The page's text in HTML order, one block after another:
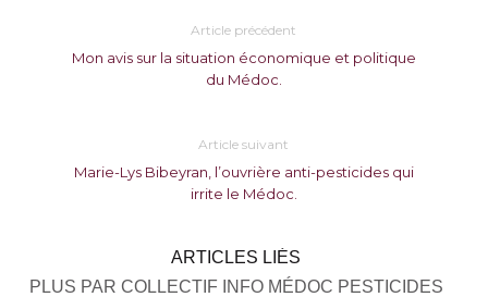
Article précédent
Mon avis sur la situation économique et politique
du Médoc.
Article suivant
Marie-Lys Bibeyran, l’ouvrière anti-pesticides qui
irrite le Médoc.
ARTICLES LIÉS
PLUS PAR COLLECTIF INFO MÉDOC PESTICIDES